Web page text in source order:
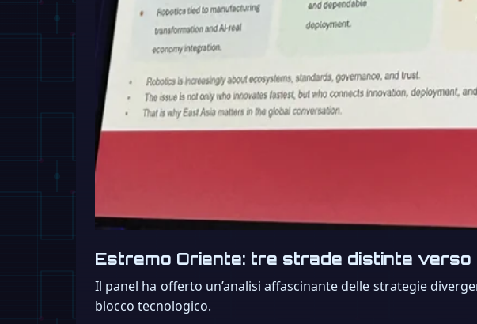
Estremo Oriente: tre strade distinte verso
Il panel ha offerto un’analisi affascinante delle strategie
blocco tecnologico.